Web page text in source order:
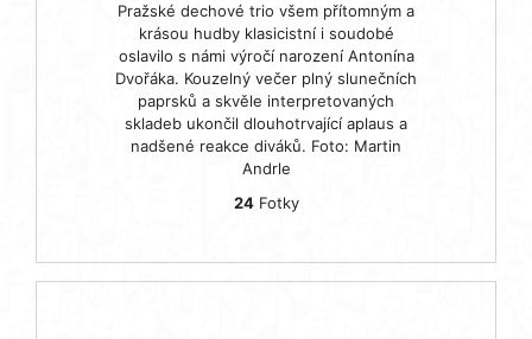
Pražské dechové trio všem přítomným a
krásou hudby klasicistní i soudobé
oslavilo s námi výročí narození Antonína
Dvořáka. Kouzelný večer plný slunečních
paprsků a skvěle interpretovaných
skladeb ukončil dlouhotrvající aplaus a
nadšené reakce diváků. Foto: Martin
Andrle
24Fotky